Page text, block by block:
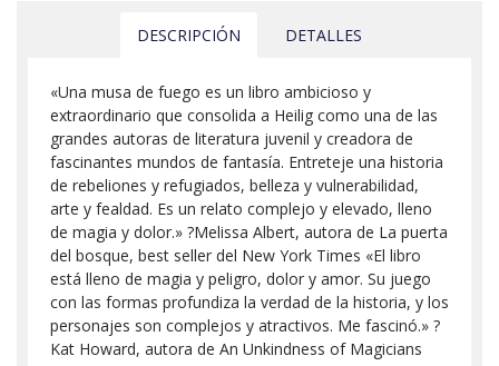
DESCRIPCIÓN DETALLES
«Una musa de fuego es un libro ambicioso y
extraordinario que consolida a Heilig como una de las
grandes autoras de literatura juvenil y creadora de
fascinantes mundos de fantasía. Entreteje una historia
de rebeliones y refugiados, belleza y vulnerabilidad,
arte y fealdad. Es un relato complejo y elevado, lleno
de magia y dolor.» ?Melissa Albert, autora de La puerta
del bosque, best seller del New York Times «El libro
está lleno de magia y peligro, dolor y amor. Su juego
con las formas profundiza la verdad de la historia, y los
personajes son complejos y atractivos. Me fascinó.» ?
Kat Howard, autora de An Unkindness of Magicians